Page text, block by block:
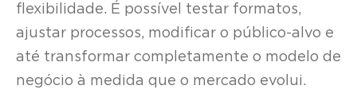
flexibilidade. É possível testar formatos,
ajustar processos, modificar o público-alvo e
até transformar completamente o modelo de
negócio à medida que o mercado evolui.